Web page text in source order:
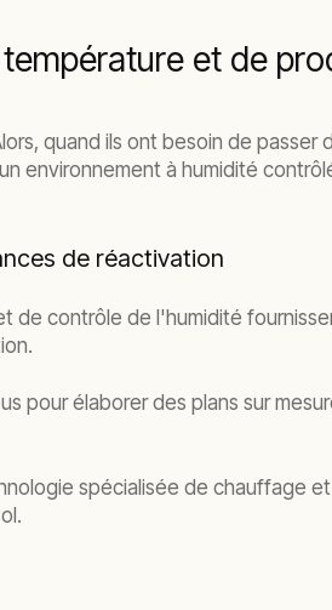
et de
quand ils ont besoin de
environnement à humidité
de réactivation
contrôle de l'humidité
pour élaborer des plans sur
spécialisée de chauffage